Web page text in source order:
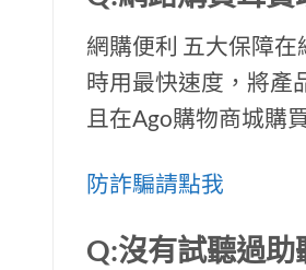
網購便利 五大保障
時用最快速度，將產
且在Ago購物商城購
防詐騙請點我
Q:沒有試聽過助